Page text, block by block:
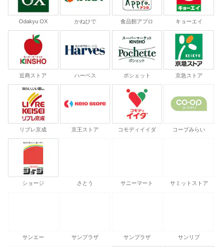
Odakyu OX かねひで 食品館アプロ キョーエイ
近商ストア ハーベス ポシェット 京急ストア
リブレ京成 京王ストア コモディイイダ コープみらい
ショージ さとう サニーマート サミットストア
サンエー サンプラザ サンプラザ サンリブ